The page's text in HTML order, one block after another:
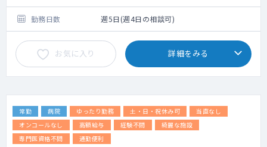
診・結果説明)、人間ドック(30～40名程度/
日)、
協会健保生活習慣病予防健診、定期健診、入
社健診、特定健診、特定保健指導への誘導、
各検査前診察など。
【画像診断】各医師の専門性により、読影(胸
※稀に出張健診をお願いする場合もございま
す。
勤務日数 週5日(週4日の相談可)
お気に入り 詳細をみる
常勤 病院 ゆったり勤務 土・日・祝休み可
当直なし
オンコールなし
高額給与 経験不問
綺麗な施設
専門医資格不問
通勤便利